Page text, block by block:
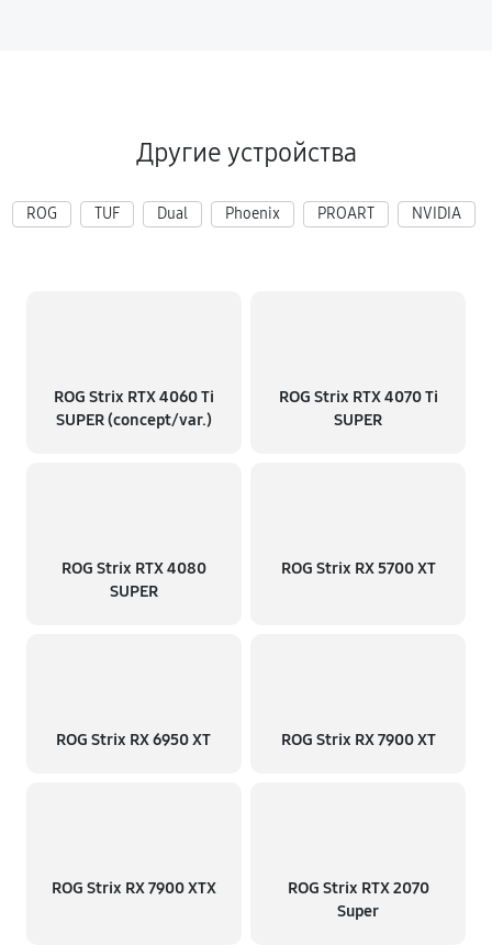
Другие устройства
ROG TUF Dual Phoenix PROART NVIDIA
ROG Strix RTX 4060 Ti
SUPER (concept/var.)
ROG Strix RTX 4070 Ti
SUPER
ROG Strix RTX 4080
SUPER
ROG Strix RX 5700 XT
ROG Strix RX 6950 XT ROG Strix RX 7900 XT
ROG Strix RX 7900 XTX
ROG Strix RTX 2070
Super